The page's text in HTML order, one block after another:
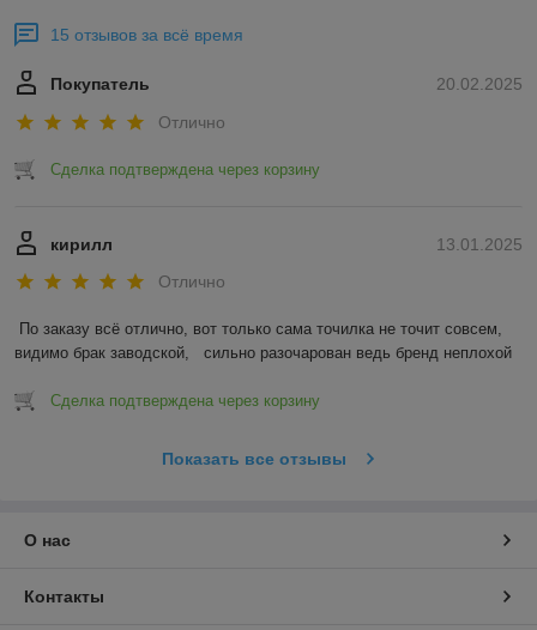
15 отзывов за всё время
20.02.2025
Покупатель
Отлично
Сделка подтверждена через корзину
13.01.2025
кирилл
Отлично
По заказу всё отлично, вот только сама точилка не точит совсем,
видимо брак заводской,   сильно разочарован ведь бренд неплохой
Сделка подтверждена через корзину
Показать все отзывы
О нас
Контакты